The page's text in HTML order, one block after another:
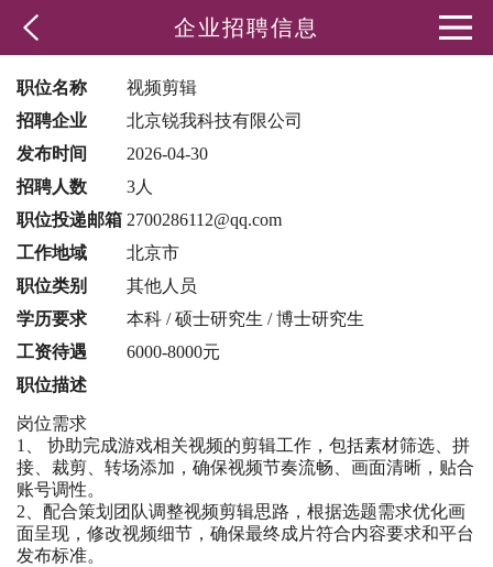
企业招聘信息
职位名称
视频剪辑
招聘企业
北京锐我科技有限公司
发布时间
2026-04-30
招聘人数
3人
职位投递邮箱 2700286112@qq.com
工作地域
北京市
职位类别
其他人员
学历要求
本科 / 硕士研究生 / 博士研究生
工资待遇
6000-8000元
职位描述
岗位需求
1、 协助完成游戏相关视频的剪辑工作，包括素材筛选、拼
接、裁剪、转场添加，确保视频节奏流畅、画面清晰，贴合
账号调性。
2、配合策划团队调整视频剪辑思路，根据选题需求优化画
面呈现，修改视频细节，确保最终成片符合内容要求和平台
发布标准。